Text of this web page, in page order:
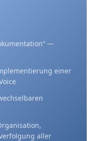
—
einer
aller